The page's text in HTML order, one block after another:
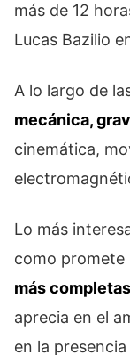
más de 12
Lucas Bazilio
A lo largo de
mecánica,
cinemática,
Lo más
como promete
más
aprecia en el
en la